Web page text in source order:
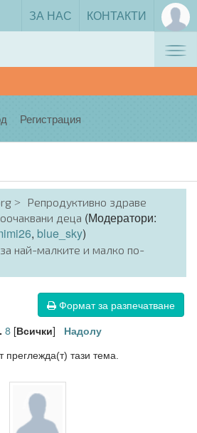
ЗА НАС КОНТАКТИ
Регистрация
Репродуктивно здраве
деца (Модератори:
, blue_sky)
най-малките и малко по-
Формат за разпечатване
8[Всички] Надолу
тази тема.